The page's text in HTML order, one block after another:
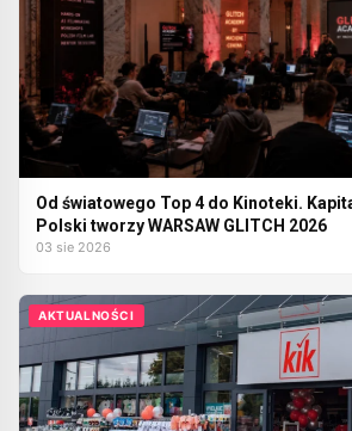
Od światowego Top 4 do Kinoteki.
Polski tworzy WARSAW GLITCH 2026
03 sie 2026
AKTUALNOŚCI